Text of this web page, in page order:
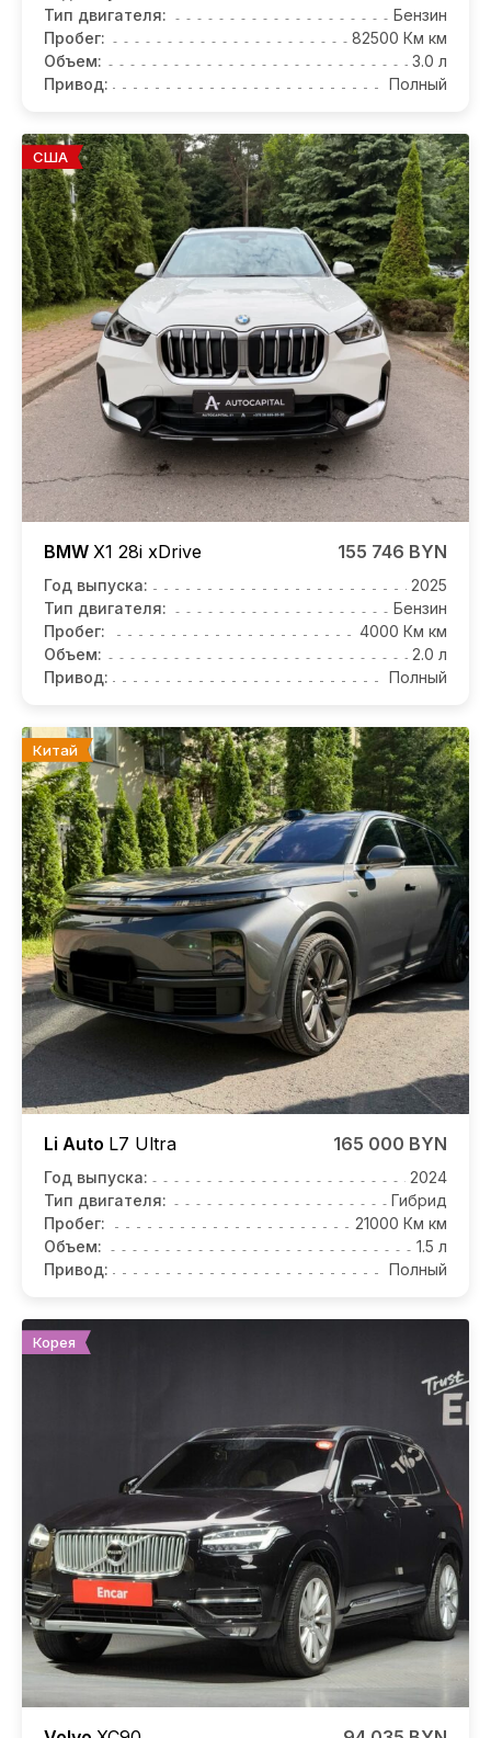
Тип двигателя:
Бензин
Пробег:
82500 Км км
Объем:
3.0 л
Привод:
Полный
США
BMW X1 28i xDrive 155 746 BYN
Год выпуска:
2025
Тип двигателя:
Бензин
Пробег:
4000 Км км
Объем:
2.0 л
Привод:
Полный
Китай
Li Auto L7 Ultra 165 000 BYN
Год выпуска:
2024
Тип двигателя:
Гибрид
Пробег:
21000 Км км
Объем:
1.5 л
Привод:
Полный
Корея